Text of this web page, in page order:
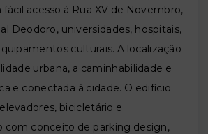
acesso à Rua XV de Novembro,
Deodoro, universidades, hospitais,
culturais. A localização
urbana, a caminhabilidade e
e conectada à cidade. O edifício
bicicletário e
com conceito de parking design,